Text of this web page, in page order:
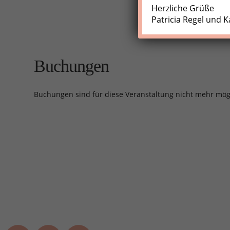
Buchungen
Buchungen sind für diese Veranstaltung nicht mehr
Herzliche Grüße
Patricia Regel und